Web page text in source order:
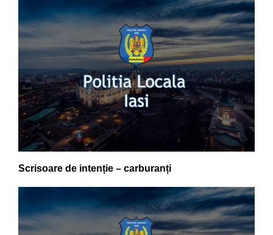
Scrisoare de intenție – carburanți